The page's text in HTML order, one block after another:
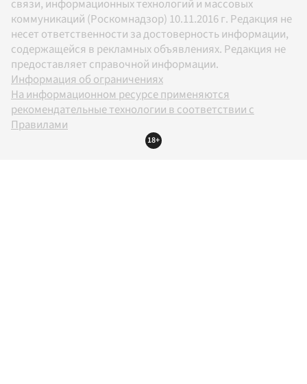
связи, информационных технологий и массовых
коммуникаций (Роскомнадзор) 10.11.2016 г. Редакция не
несет ответственности за достоверность информации,
содержащейся в рекламных объявлениях. Редакция не
предоставляет справочной информации.
Информация об ограничениях
На информационном ресурсе применяются
рекомендательные технологии в соответствии с
Правилами
18+